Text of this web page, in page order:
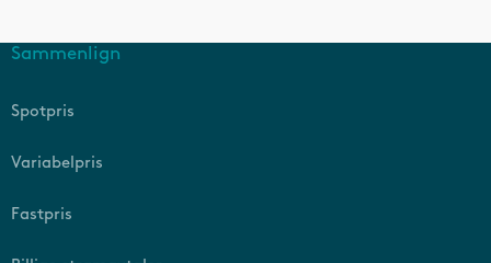
Sammenlign
Spotpris
Variabelpris
Fastpris